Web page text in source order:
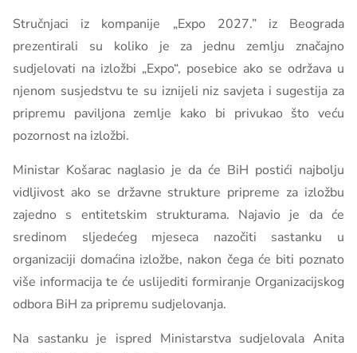
Stručnjaci iz kompanije „Expo 2027.” iz Beograda
prezentirali su koliko je za jednu zemlju značajno
sudjelovati na izložbi „Expo“, posebice ako se održava u
njenom susjedstvu te su iznijeli niz savjeta i sugestija za
pripremu paviljona zemlje kako bi privukao što veću
pozornost na izložbi.
Ministar Košarac naglasio je da će BiH postići najbolju
vidljivost ako se državne strukture pripreme za izložbu
zajedno s entitetskim strukturama. Najavio je da će
sredinom sljedećeg mjeseca nazočiti sastanku u
organizaciji domaćina izložbe, nakon čega će biti poznato
više informacija te će uslijediti formiranje Organizacijskog
odbora BiH za pripremu sudjelovanja.
Na sastanku je ispred Ministarstva sudjelovala Anita